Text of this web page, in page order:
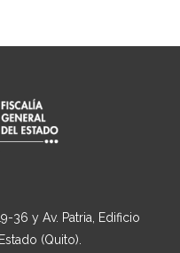
36 y Av. Patria, Edificio
(Quito).